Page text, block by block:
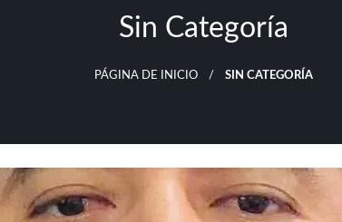
Sin Categoría
PÁGINA DE INICIO SIN CATEGORÍA